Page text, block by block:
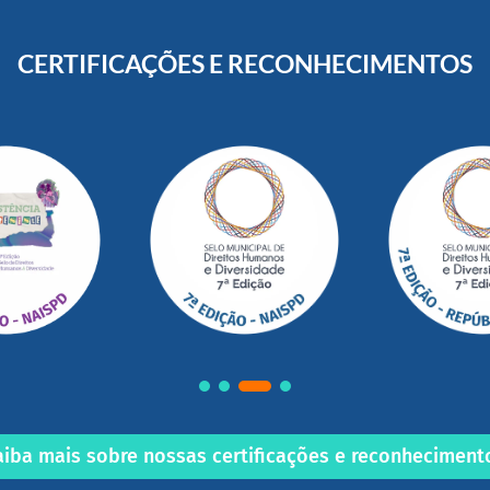
CERTIFICAÇÕES E RECONHECIMENTOS
mais sobre nossas certificações e